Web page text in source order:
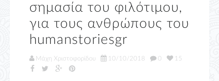
σημασία του φιλότιμου,
για τους ανθρώπους του
humanstoriesgr
Μάχη Χριστοφορίδου 10/10/2018 0 15